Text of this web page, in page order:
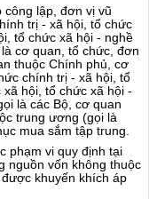
lập, đơn vị vũ
trị - xã hội, tổ chức
tổ chức xã hội - nghề
cơ quan, tổ chức, đơn
thuộc Chính phủ, cơ
chính trị - xã hội, tổ
hội, tổ chức xã hội -
là các Bộ, cơ quan
trung ương (gọi là
mua sắm tập trung.
phạm vi quy định tại
nguồn vốn không thuộc
khuyến khích áp